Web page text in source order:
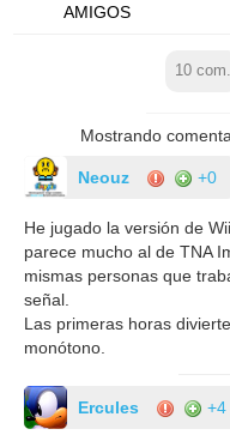
AMIGOS
10com.
Mostrando
Neouz +0
He jugado la versión de
parece mucho al de TNA
mismas personas que
señal.
Las primeras horas
monótono.
Ercules +4